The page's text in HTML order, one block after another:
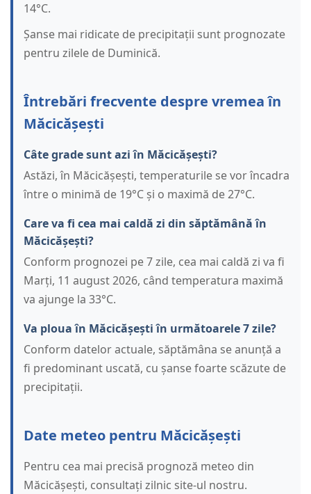
14°C.
Șanse mai ridicate de precipitații sunt prognozate
pentru zilele de Duminică.
Întrebări frecvente despre vremea în
Măcicășești
Câte grade sunt azi în Măcicășești?
Astăzi, în Măcicășești, temperaturile se vor încadra
între o minimă de 19°C și o maximă de 27°C.
Care va fi cea mai caldă zi din săptămână în
Măcicășești?
Conform prognozei pe 7 zile, cea mai caldă zi va fi
Marți, 11 august 2026, când temperatura maximă
va ajunge la 33°C.
Va ploua în Măcicășești în următoarele 7 zile?
Conform datelor actuale, săptămâna se anunță a
fi predominant uscată, cu șanse foarte scăzute de
precipitații.
Date meteo pentru Măcicășești
Pentru cea mai precisă prognoză meteo din
Măcicășești, consultați zilnic site-ul nostru.